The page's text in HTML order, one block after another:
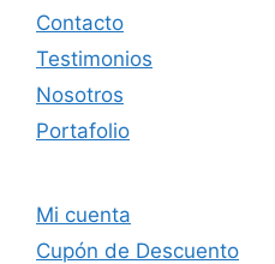
Contacto
Testimonios
Nosotros
Portafolio
Mi cuenta
Cupón de Descuento